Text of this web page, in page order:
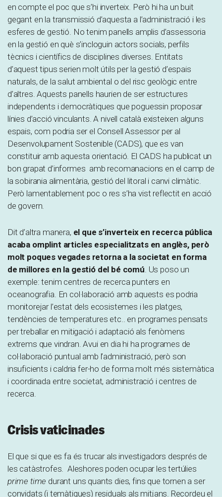
en compte el poc que s’hi inverteix. Però hi ha un buit
gegant en la transmissió d’aquesta a l’administració i les
esferes de gestió. No tenim panells amplis d’assessoria
en la gestió en què s’incloguin actors socials, perfils
tècnics i científics de disciplines diverses. Entitats
d’aquest tipus serien molt útils per la gestió d’espais
naturals, de la salut ambiental o del risc geològic entre
d’altres. Aquests panells haurien de ser estructures
independents i democràtiques que poguessin proposar
línies d’acció vinculants. A nivell català existeixen alguns
espais, com podria ser el Consell Assessor per al
Desenvolupament Sostenible (CADS), que es van
constituir amb aquesta orientació. El CADS ha publicat un
bon grapat d’informes amb recomanacions en el camp de
la sobirania alimentària, gestió del litoral i canvi climàtic.
Però lamentablement poc o res s’ha vist reflectit en acció
de govern.
Dit d’altra manera, el que s’inverteix en recerca pública
acaba omplint articles especialitzats en anglès, però
molt poques vegades retorna a la societat en forma
de millores en la gestió del bé comú . Us poso un
exemple: tenim centres de recerca punters en
oceanografia. En col·laboració amb aquests es podria
monitorejar l’estat dels ecosistemes i les platges,
tendències de temperatures etc.. en programes pensats
per treballar en mitigació i adaptació als fenòmens
extrems que vindran. Avui en dia hi ha programes de
col·laboració puntual amb l’administració, però son
insuficients i caldria fer-ho de forma molt més sistemàtica
i coordinada entre societat, administració i centres de
recerca.
Crisis vaticinades
El que si que es fa és trucar als investigadors després de
les catàstrofes. Aleshores poden ocupar les tertúlies
prime time durant uns quants dies, fins que tornen a ser
convidats (i temàtiques) residuals als mitjans. Recordeu el